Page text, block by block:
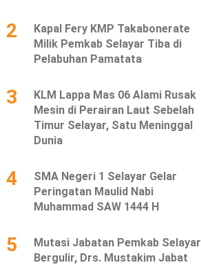
2
Kapal Fery KMP Takabonerate
Milik Pemkab Selayar Tiba di
Pelabuhan Pamatata
3
KLM Lappa Mas 06 Alami Rusak
Mesin di Perairan Laut Sebelah
Timur Selayar, Satu Meninggal
Dunia
4
SMA Negeri 1 Selayar Gelar
Peringatan Maulid Nabi
Muhammad SAW 1444 H
5
Mutasi Jabatan Pemkab Selayar
Bergulir, Drs. Mustakim Jabat